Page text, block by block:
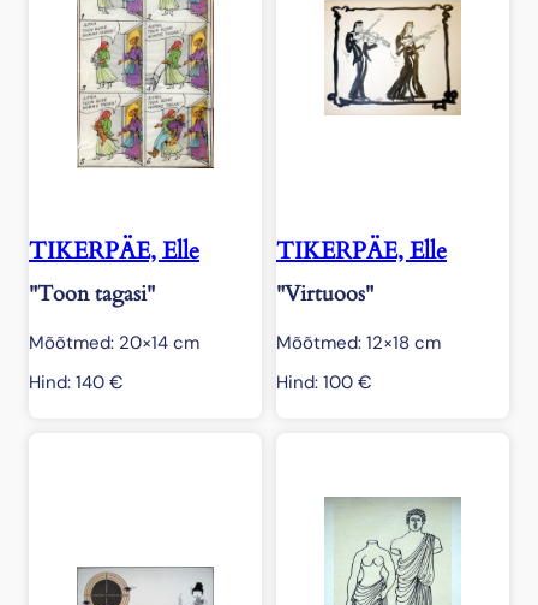
TIKERPÄE, Elle
"Toon tagasi"
Mõõtmed: 20×14 cm
Hind: 140 €
TIKERPÄE, Elle
"Virtuoos"
Mõõtmed: 12×18 cm
Hind: 100 €